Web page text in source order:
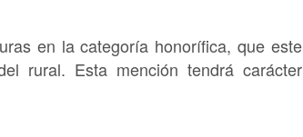
en la categoría honorífica, que este
rural. Esta mención tendrá carácter